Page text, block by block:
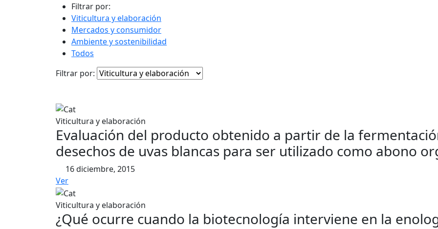
Filtrar por:
Viticultura y elaboración
Mercados y consumidor
Ambiente y sostenibilidad
Todos
Filtrar por:
Viticultura y elaboración
Evaluación del producto obtenido a partir de la
desechos de uvas blancas para ser utilizado como abono
16 diciembre, 2015
Ver
Viticultura y elaboración
¿Qué ocurre cuando la biotecnología interviene en la